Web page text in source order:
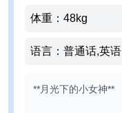
体重 ： 48kg
语言 ： 普通话,英语
**月光下的小女神**